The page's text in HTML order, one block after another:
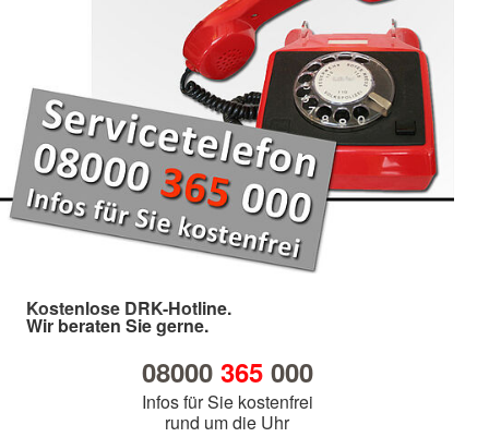
Kostenlose DRK-Hotline.
Wir beraten Sie gerne.
08000 365000
Infos für Sie kostenfrei
rund um die Uhr